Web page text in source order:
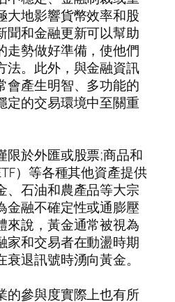
大地影響貨幣效率和股
聞和金融更新可以幫助
走勢做好準備，使他們
法。此外，與金融資訊
會產生明智、多功能的
定的交易環境中至關重
限於外匯或股票;商品和
）等各種其他資產提供
、石油和農產品等大宗
金融不確定性或通膨壓
來說，黃金通常被視為
家和交易者在動盪時期
退訊號時湧向黃金。
的參與度實際上也有所